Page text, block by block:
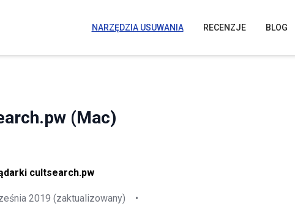
NARZĘDZIA USUWANIA RECENZJE BLOG
(Mac)
cultsearch.pw
2019 (zaktualizowany)
•